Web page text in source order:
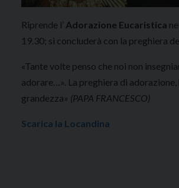
Riprende l’ Adorazione Eucaristica
19.30; si concluderà con la preghiera
«Tante volte penso che noi non
adorare…». La preghiera di
grandezza» (PAPA FRANCESCO)
Scarica la Locandina